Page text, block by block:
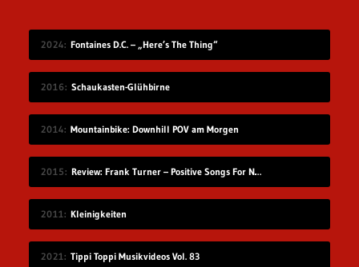
2024 Fontaines D.C. – „Here’s The Thing“
2016 Schaukasten-Glühbirne
2014 Mountainbike: Downhill POV am Morgen
2015 Review: Frank Turner – Positive Songs For Negative People
2011 Kleinigkeiten
2021 Tippi Toppi Musikvideos Vol. 83